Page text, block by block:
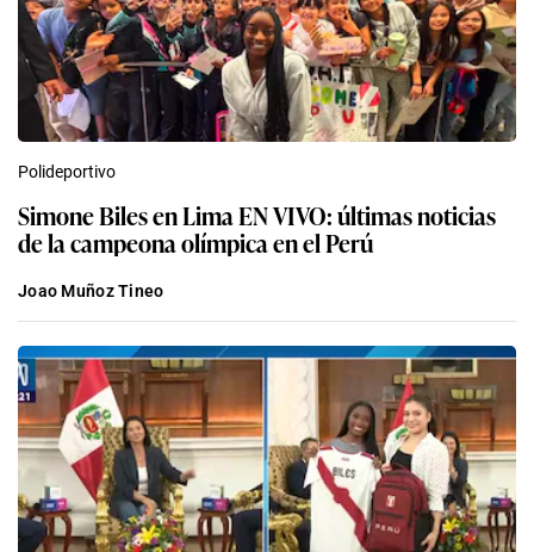
Polideportivo
Simone Biles en Lima EN VIVO: últimas noticias
de la campeona olímpica en el Perú
Joao Muñoz Tineo